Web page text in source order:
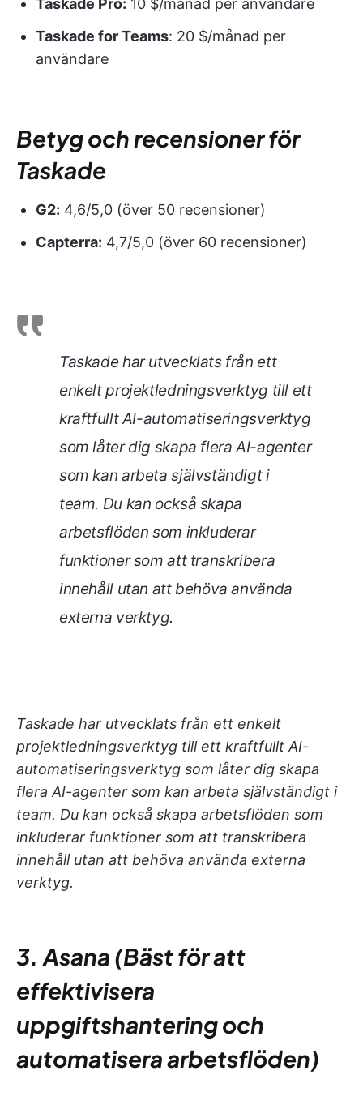
Taskade Pro: 10 $/månad per användare
Taskade for Teams: 20 $/månad per
användare
Betyg och recensioner för
Taskade
G2: 4,6/5,0 (över 50 recensioner)
Capterra: 4,7/5,0 (över 60 recensioner)
Taskade har utvecklats från ett
enkelt projektledningsverktyg till ett
kraftfullt AI-automatiseringsverktyg
som låter dig skapa flera AI-agenter
som kan arbeta självständigt i
team. Du kan också skapa
arbetsflöden som inkluderar
funktioner som att transkribera
innehåll utan att behöva använda
externa verktyg.
Taskade har utvecklats från ett enkelt
projektledningsverktyg till ett kraftfullt AI-
automatiseringsverktyg som låter dig skapa
flera AI-agenter som kan arbeta självständigt i
team. Du kan också skapa arbetsflöden som
inkluderar funktioner som att transkribera
innehåll utan att behöva använda externa
verktyg.
3. Asana (Bäst för att
effektivisera
uppgiftshantering och
automatisera arbetsflöden)